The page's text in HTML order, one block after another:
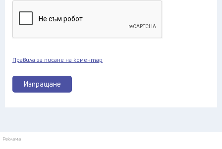
Изпращане
Правила за писане на коментар
Реклама